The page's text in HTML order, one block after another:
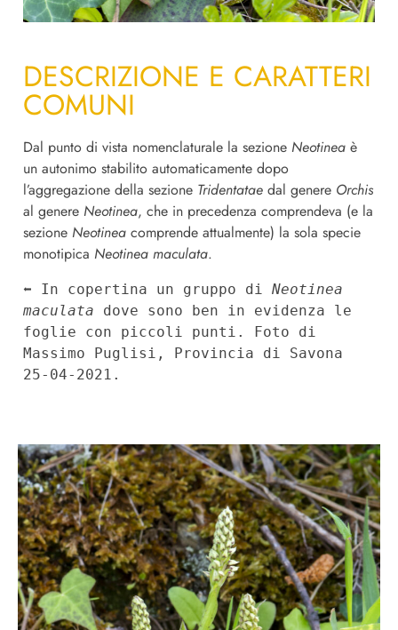
DESCRIZIONE E CARATTERI
COMUNI
Dal punto di vista nomenclaturale la sezione Neotinea è
un autonimo stabilito automaticamente dopo
l’aggregazione della sezione Tridentatae dal genere Orchis
al genere Neotinea, che in precedenza comprendeva (e la
sezione Neotinea comprende attualmente) la sola specie
monotipica Neotinea maculata.
⬅︎ In copertina un gruppo di Neotinea
maculata dove sono ben in evidenza le
foglie con piccoli punti. Foto di
Massimo Puglisi, Provincia di Savona
25-04-2021.